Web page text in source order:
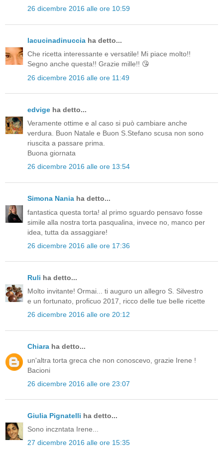
26 dicembre 2016 alle ore 10:59
lacucinadinuccia ha detto...
Che ricetta interessante e versatile! Mi piace molto!!
Segno anche questa!! Grazie mille!! 😘
26 dicembre 2016 alle ore 11:49
edvige ha detto...
Veramente ottime e al caso si può cambiare anche
verdura. Buon Natale e Buon S.Stefano scusa non sono
riuscita a passare prima.
Buona giornata
26 dicembre 2016 alle ore 13:54
Simona Nania ha detto...
fantastica questa torta! al primo sguardo pensavo fosse
simile alla nostra torta pasqualina, invece no, manco per
idea, tutta da assaggiare!
26 dicembre 2016 alle ore 17:36
Ruli ha detto...
Molto invitante! Ormai... ti auguro un allegro S. Silvestro
e un fortunato, proficuo 2017, ricco delle tue belle ricette
26 dicembre 2016 alle ore 20:12
Chiara ha detto...
un'altra torta greca che non conoscevo, grazie Irene !
Bacioni
26 dicembre 2016 alle ore 23:07
Giulia Pignatelli ha detto...
Sono inczntata Irene...
27 dicembre 2016 alle ore 15:35